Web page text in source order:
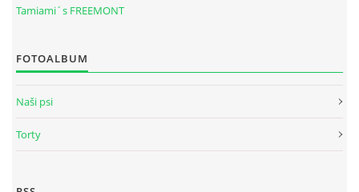
Tamiami´s FREEMONT
FOTOALBUM
Naši psi
Torty